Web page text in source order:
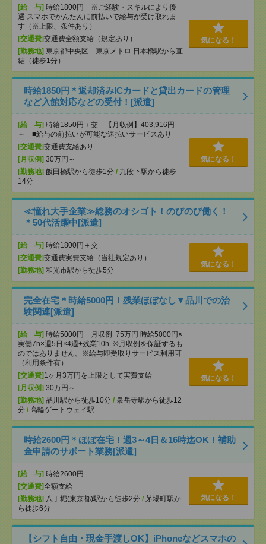
[給 与] 時給1800円 ※ご経験・スキルにより優
遇 スマホでかんたんに前払いで給与が受け取れま
す（※上限、条件あり）
[交通費]交通費全額支給（規定あり）
[勤務地] 東京都中央区 東京メトロ 日本橋駅から直
結（徒歩1分）
気になる！
時給1850円＊返却済みICカードと貸出カードの管理
など入館対応などの受付！[派遣]
[給 与] 時給1850円＋交 【月収例】403,916円
～ ■給与の前払いが可能な速払いサービスあり
[交通費]交通費支給あり
[月収例] 30万円～
[勤務地] 飯田橋駅から徒歩1分 / 九段下駅から徒歩
14分
気になる！
≪憧れ大手企業≫総務のオシゴト！のびのび働く！
＊50代活躍中[派遣]
[給 与] 時給1800円＋交
[交通費]交通費実費支給（当社規定あり）
[勤務地] 和光市駅から徒歩5分
気になる！
完全在宅＊時給5000円！残業ほぼなし▼品川での治
験関連[派遣]
[給 与] 時給5000円 月収例 75万円 時給5000円×
実働7h×週5日×4週+残業10h ※月収例を保証するも
のではありません。※給与即受取りサービス利用可
（利用条件有）
[交通費] 1ヶ月3万円を上限として実費支給
[月収例] 30万円～
[勤務地] 品川駅から徒歩10分 / 泉岳寺駅から徒歩12
分 / 高輪ゲートウェイ駅
気になる！
時給2600円＊ほぼ在宅！週3～4日＆16時迄OK！補助
金申請のサポート業務[派遣]
[給 与] 時給2600円
[交通費]全額支給
[勤務地] 八丁堀(東京都)駅から徒歩2分 / 茅場町駅か
ら徒歩6分
気になる！
【シフト自由・現金手渡しOK】iPhoneなどスマホの